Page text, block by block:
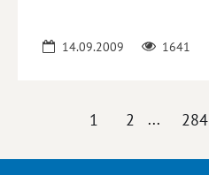
14.09.2009 1641
1 2 ... 284